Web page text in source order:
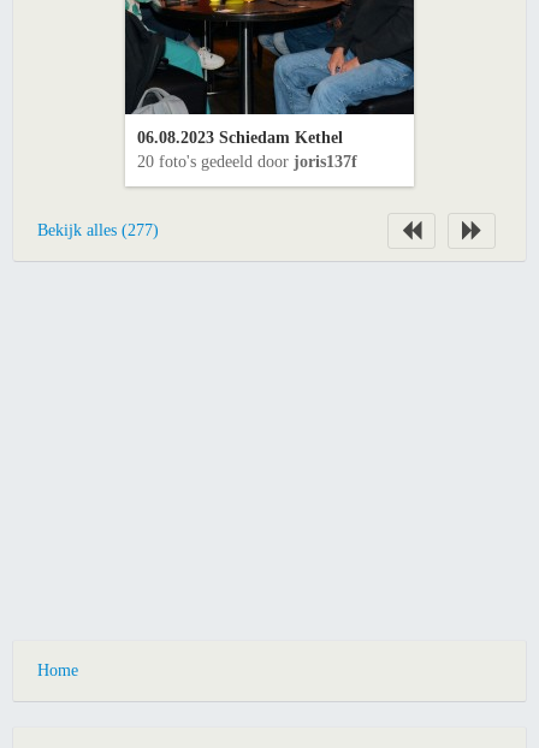
06.08.2023 Schiedam Kethel
20 foto's gedeeld door joris137f
Bekijk alles (277)
Home